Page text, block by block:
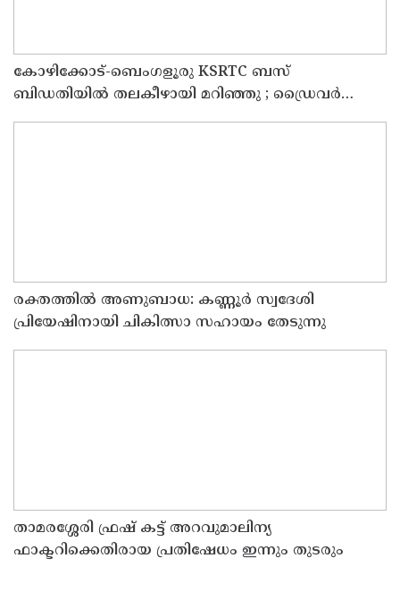
കോഴിക്കോട്-ബെംഗളൂരു KSRTC ബസ്
ബിഡതിയിൽ തലകീഴായി മറിഞ്ഞു ; ഡ്രെെവർക്കും
രക്തത്തിൽ അണുബാധ: കണ്ണൂർ സ്വദേശി
പ്രിയേഷിനായി ചികിത്സാ സഹായം തേടുന്നു
താമരശ്ശേരി ഫ്രഷ് കട്ട് അറവുമാലിന്യ
ഫാക്ടറിക്കെതിരായ പ്രതിഷേധം ഇന്നും തുടരും